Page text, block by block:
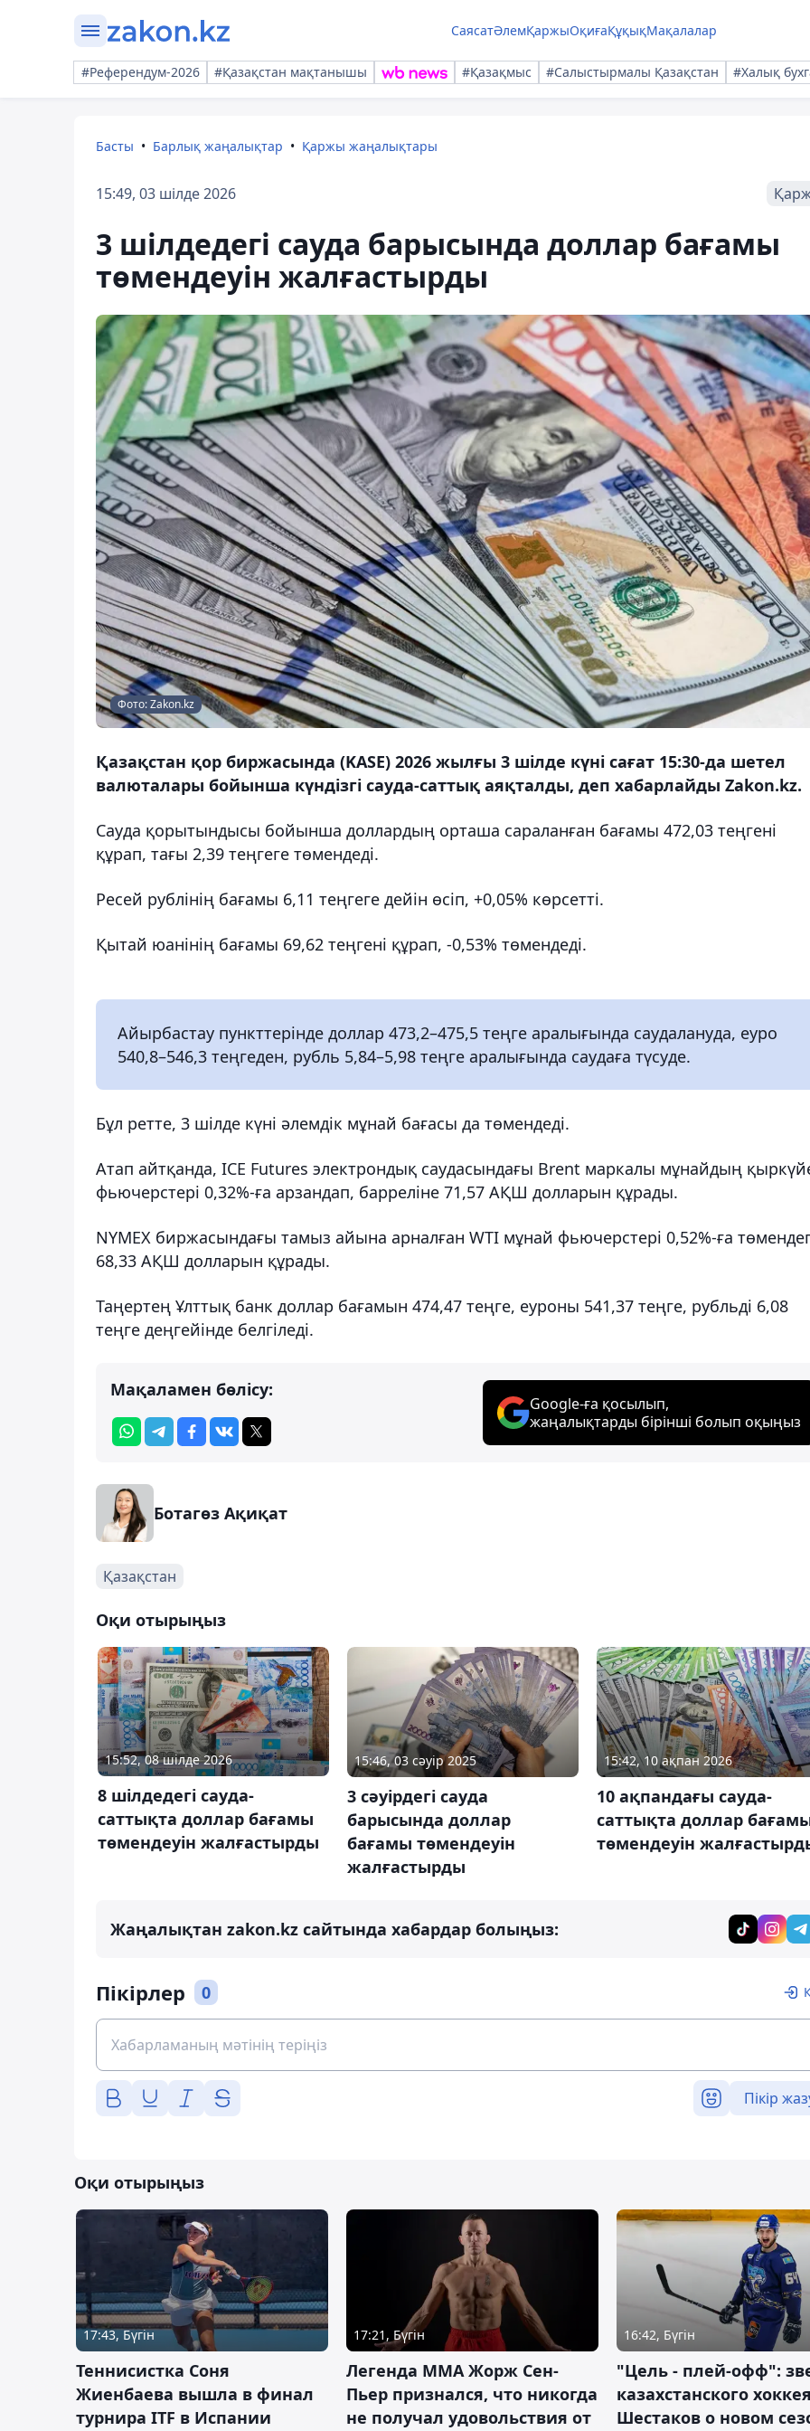
СаясатӘлемҚаржыОқиғаҚұқықМақалалар
#Референдум-2026 #Қазақстан мақтанышы #Қазақмыс #Салыстырмалы Қазақстан #Халық
Басты Барлық жаңалықтар Қаржы жаңалықтары
15:49, 03 шілде 2026
3 шілдедегі сауда барысында доллар бағамы
төмендеуін жалғастырды
Фото: Zakon.kz
Қазақстан қор биржасында (KASE) 2026 жылғы 3 шілде күні сағат 15:30-да шетел
валюталары бойынша күндізгі сауда-саттық аяқталды, деп хабарлайды Zakon.kz.
Сауда қорытындысы бойынша доллардың орташа сараланған бағамы 472,03 теңгені
құрап, тағы 2,39 теңгеге төмендеді.
Ресей рублінің бағамы 6,11 теңгеге дейін өсіп, +0,05% көрсетті.
Қытай юанінің бағамы 69,62 теңгені құрап, -0,53% төмендеді.
Айырбастау пункттерінде доллар 473,2–475,5 теңге аралығында саудалануда, еуро
540,8–546,3 теңгеден, рубль 5,84–5,98 теңге аралығында саудаға түсуде.
Бұл ретте, 3 шілде күні әлемдік мұнай бағасы да төмендеді.
Атап айтқанда, ICE Futures электрондық саудасындағы Brent маркалы мұнайдың
фьючерстері 0,32%-ға арзандап, барреліне 71,57 АҚШ долларын құрады.
NYMEX биржасындағы тамыз айына арналған WTI мұнай фьючерстері 0,52%-ға
68,33 АҚШ долларын құрады.
Таңертең Ұлттық банк доллар бағамын 474,47 теңге, еуроны 541,37 теңге, рубльді 6,08
теңге деңгейінде белгіледі.
Мақаламен бөлісу:
Google-ға қосылып,
жаңалықтарды бірінші болып оқыңыз
Ботагөз Ақиқат
Қазақстан
Оқи отырыңыз
15:52, 08 шілде 2026
8 шілдедегі сауда-
саттықта доллар бағамы
төмендеуін жалғастырды
15:46, 03 сәуір 2025
3 сәуірдегі сауда
барысында доллар
бағамы төмендеуін
жалғастырды
15:42, 10 ақпан 2026
10 ақпандағы сауда-
саттықта доллар
төмендеуін
Жаңалықтан zakon.kz сайтында хабардар болыңыз:
Пікірлер 0
Пікір
Оқи отырыңыз
17:43, Бүгін
Теннисистка Соня
Жиенбаева вышла в финал
турнира ITF в Испании
17:21, Бүгін
Легенда ММА Жорж Сен-
Пьер признался, что никогда
не получал удовольствия от
16:42, Бүгін
"Цель - плей-офф":
казахстанского
Шестаков о новом